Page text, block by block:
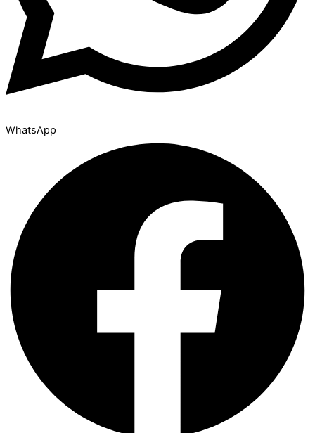
WhatsApp